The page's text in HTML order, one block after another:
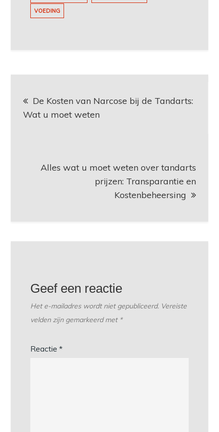
VOEDING
De Kosten van Narcose bij de Tandarts:
Wat u moet weten
Alles wat u moet weten over tandarts
prijzen: Transparantie en
Kostenbeheersing
Geef een reactie
Het e-mailadres wordt niet gepubliceerd. Vereiste
velden zijn gemarkeerd met *
Reactie*